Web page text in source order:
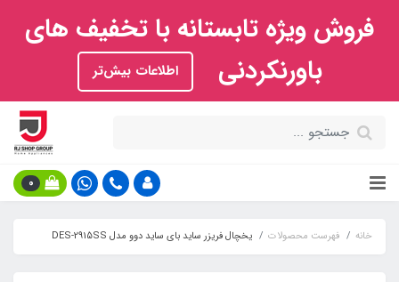
فروش ویژه تابستانه با تخفیف های
باورنکردنی
اطلاعات بیش‌تر
0
خانه فهرست محصولات یخچال فریزر ساید بای ساید دوو مدل DES-2915SS